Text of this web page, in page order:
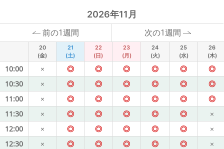
2026年11月
前の1週間 次の1週間
20
(金)
21
(土)
22
(日)
23
(月)
24
(火)
25
(水)
26
(木)
10:00 × ◎ ◎ ◎ ◎ ◎
◎
10:30
× ◎ ◎ ◎ ◎ ◎
◎
11:00
× ◎ ◎ ◎ ◎ ◎
◎
11:30
× ◎ ◎ ◎ ◎ ◎
×
12:00
× ◎ ◎ ◎ ◎ ◎
×
12:30
× ◎ ◎ ◎ ◎ ◎
×